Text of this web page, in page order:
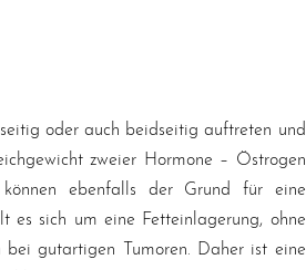
oder auch beidseitig auftreten und
zweier Hormone – Östrogen
können ebenfalls der Grund für eine
es sich um eine Fetteinlagerung, ohne
gutartigen Tumoren. Daher ist eine